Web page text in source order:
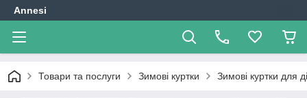
Annesi
Товари та послуги Зимові куртки Зимові куртки для